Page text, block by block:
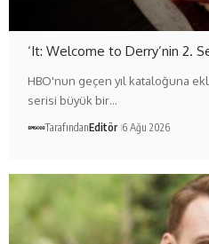
‘It: Welcome to Derry’nin 2.
HBO'nun geçen yıl kataloğuna
serisi büyük bir…
TarafındanEditör 6 Ağu 2026